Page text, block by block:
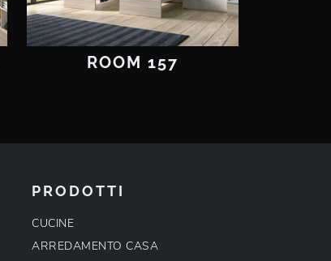
ROOM 157
PRODOTTI
CUCINE
ARREDAMENTO CASA